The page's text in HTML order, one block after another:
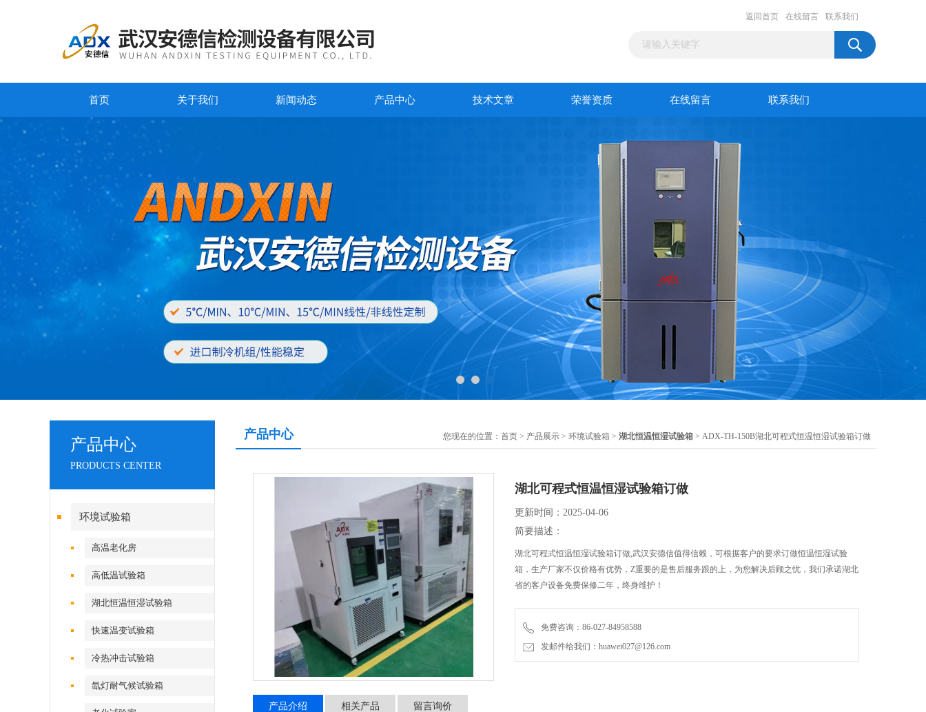
返回首页 在线留言 联系我们
首页 关于我们 新闻动态 产品中心 技术文章 荣誉资质 在线留言 联系我们
产品中心
PRODUCTS CENTER
环境试验箱
高温老化房
高低温试验箱
湖北恒温恒湿试验箱
快速温变试验箱
冷热冲击试验箱
氙灯耐气候试验箱
产品中心 您现在的位置： 首页 > 产品展示 > 环境试验箱 > 湖北恒温恒湿试验箱 > ADX-TH-150B湖北可程式恒温恒湿试验箱订做
湖北可程式恒温恒湿试验箱订做
更新时间：2025-04-06
简要描述：
湖北可程式恒温恒湿试验箱订做,武汉安德信值得信赖，可根据客户的要求订做恒温恒湿试验
箱，生产厂家不仅价格有优势，Z重要的是售后服务跟的上，为您解决后顾之忧，我们承诺湖北
省的客户设备免费保修二年，终身维护！
免费咨询：86-027-84958588
发邮件给我们：huawei027@126.com
产品介绍 相关产品 留言询价